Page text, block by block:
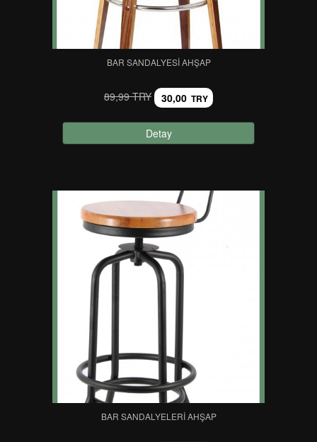
BAR SANDALYESI AHŞAP
89,99 TRY 30,00 TRY
Detay
BAR SANDALYELERI AHŞAP